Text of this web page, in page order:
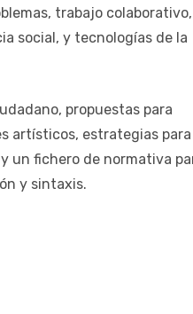
trabajo colaborativo,
social, y tecnologías de la
propuestas para
artísticos, estrategias para
un fichero de normativa
y sintaxis.